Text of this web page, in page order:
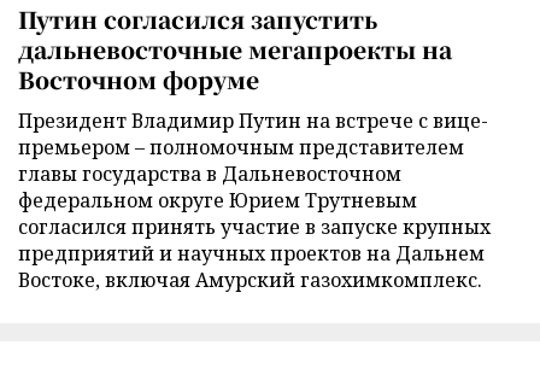
Путин согласился запустить
дальневосточные мегапроекты на
Восточном форуме
Президент Владимир Путин на встрече с вице-
премьером – полномочным представителем
главы государства в Дальневосточном
федеральном округе Юрием Трутневым
согласился принять участие в запуске крупных
предприятий и научных проектов на Дальнем
Востоке, включая Амурский газохимкомплекс.